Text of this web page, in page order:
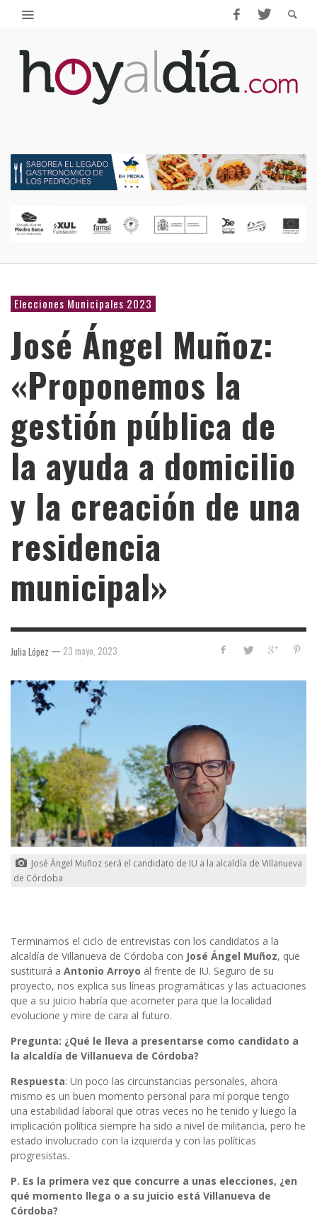
Elecciones Municipales 2023
José Ángel Muñoz:
«Proponemos la
gestión pública de
la ayuda a domicilio
y la creación de una
residencia
municipal»
Julia López — 23 mayo, 2023
José Ángel Muñoz será el candidato de IU a la alcaldía de Villanueva
de Córdoba
Terminamos el ciclo de entrevistas con los candidatos a la
alcaldía de Villanueva de Córdoba con José Ángel Muñoz, que
sustituirá a Antonio Arroyo al frente de IU. Seguro de su
proyecto, nos explica sus líneas programáticas y las actuaciones
que a su juicio habría que acometer para que la localidad
evolucione y mire de cara al futuro.
Pregunta: ¿Qué le lleva a presentarse como candidato a
la alcaldía de Villanueva de Córdoba?
Respuesta: Un poco las circunstancias personales, ahora
mismo es un buen momento personal para mí porque tengo
una estabilidad laboral que otras veces no he tenido y luego la
implicación política siempre ha sido a nivel de militancia, pero he
estado involucrado con la izquierda y con las políticas
progresistas.
P. Es la primera vez que concurre a unas elecciones, ¿en
qué momento llega o a su juicio está Villanueva de
Córdoba?